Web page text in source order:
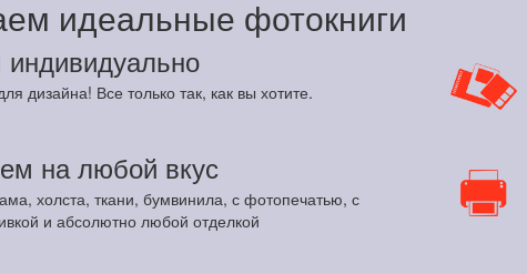
идеальные фотокниги
дизайна! Все только так, как вы хотите.
на любой вкус
холста, ткани, бумвинила, с фотопечатью, с
и абсолютно любой отделкой